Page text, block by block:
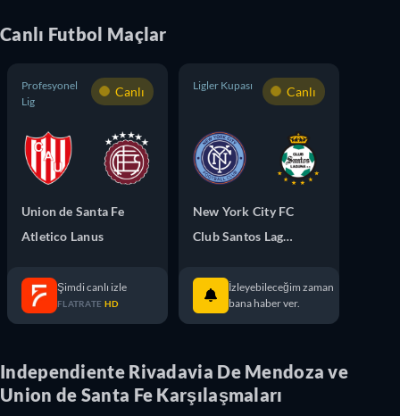
Canlı Futbol Maçlar
Profesyonel
Lig
Canlı
Union de Santa Fe
Atletico Lanus
Şimdi canlı izle
FLATRATE HD
Ligler Kupası Canlı
New York City FC
Club Santos Laguna
İzleyebileceğim zaman
bana haber ver.
Independiente Rivadavia De Mendoza ve
Union de Santa Fe Karşılaşmaları